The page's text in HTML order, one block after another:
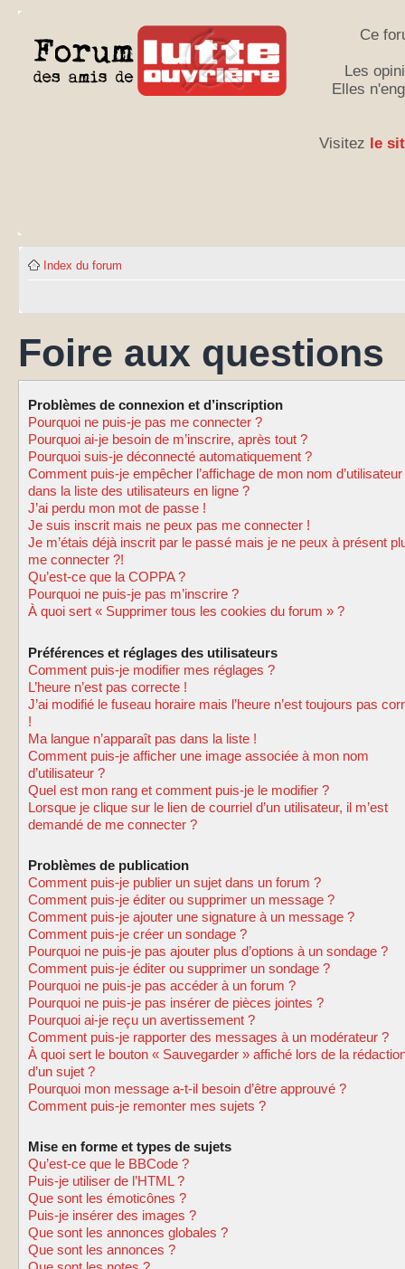
Ce
Les
Elles
Visitez le
Index du forum
Foire aux questions
Problèmes de connexion et d’inscription
Pourquoi ne puis-je pas me connecter ?
Pourquoi ai-je besoin de m’inscrire, après tout ?
Pourquoi suis-je déconnecté automatiquement ?
Comment puis-je empêcher l’affichage de mon nom d’utilisateur
dans la liste des utilisateurs en ligne ?
J’ai perdu mon mot de passe !
Je suis inscrit mais ne peux pas me connecter !
Je m’étais déjà inscrit par le passé mais je ne peux à présent
me connecter ?!
Qu’est-ce que la COPPA ?
Pourquoi ne puis-je pas m’inscrire ?
À quoi sert « Supprimer tous les cookies du forum » ?
Préférences et réglages des utilisateurs
Comment puis-je modifier mes réglages ?
L’heure n’est pas correcte !
J’ai modifié le fuseau horaire mais l’heure n’est toujours pas
!
Ma langue n’apparaît pas dans la liste !
Comment puis-je afficher une image associée à mon nom
d’utilisateur ?
Quel est mon rang et comment puis-je le modifier ?
Lorsque je clique sur le lien de courriel d’un utilisateur, il m’est
demandé de me connecter ?
Problèmes de publication
Comment puis-je publier un sujet dans un forum ?
Comment puis-je éditer ou supprimer un message ?
Comment puis-je ajouter une signature à un message ?
Comment puis-je créer un sondage ?
Pourquoi ne puis-je pas ajouter plus d’options à un sondage ?
Comment puis-je éditer ou supprimer un sondage ?
Pourquoi ne puis-je pas accéder à un forum ?
Pourquoi ne puis-je pas insérer de pièces jointes ?
Pourquoi ai-je reçu un avertissement ?
Comment puis-je rapporter des messages à un modérateur ?
À quoi sert le bouton « Sauvegarder » affiché lors de la
d’un sujet ?
Pourquoi mon message a-t-il besoin d’être approuvé ?
Comment puis-je remonter mes sujets ?
Mise en forme et types de sujets
Qu’est-ce que le BBCode ?
Puis-je utiliser de l’HTML ?
Que sont les émoticônes ?
Puis-je insérer des images ?
Que sont les annonces globales ?
Que sont les annonces ?